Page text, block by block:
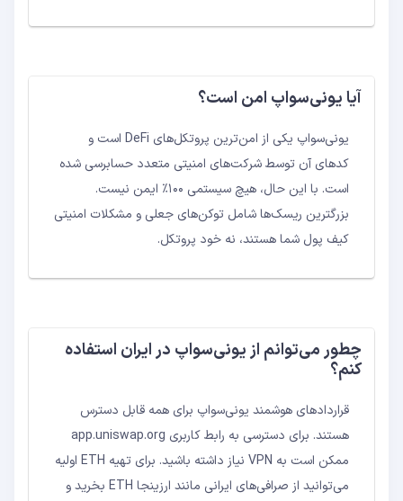
آیا یونی‌سواپ امن است؟
یونی‌سواپ یکی از امن‌ترین پروتکل‌های DeFi است و
کدهای آن توسط شرکت‌های امنیتی متعدد حسابرسی شده
است. با این حال، هیچ سیستمی ۱۰۰٪ ایمن نیست.
بزرگترین ریسک‌ها شامل توکن‌های جعلی و مشکلات امنیتی
کیف پول شما هستند، نه خود پروتکل.
چطور می‌توانم از یونی‌سواپ در ایران استفاده
کنم؟
قراردادهای هوشمند یونی‌سواپ برای همه قابل دسترس
هستند. برای دسترسی به رابط کاربری app.uniswap.org
ممکن است به VPN نیاز داشته باشید. برای تهیه ETH اولیه
می‌توانید از صرافی‌های ایرانی مانند ارزینجا ETH بخرید و